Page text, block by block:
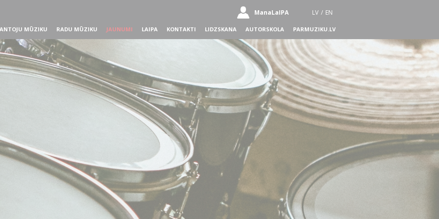
ManaLaIPA LV / EN
MŪZIKU RADU MŪZIKU JAUNUMI LAIPA KONTAKTI LIDZSKANA AUTORSKOLA PARMUZIKU.LV